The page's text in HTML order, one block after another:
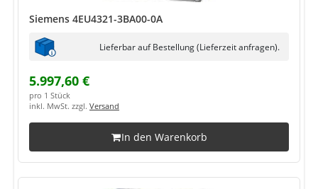
Siemens 4EU4321-3BA00-0A
Lieferbar auf Bestellung (Lieferzeit anfragen).
5.997,60 €
pro 1 Stück
inkl. MwSt. zzgl. Versand
In den Warenkorb